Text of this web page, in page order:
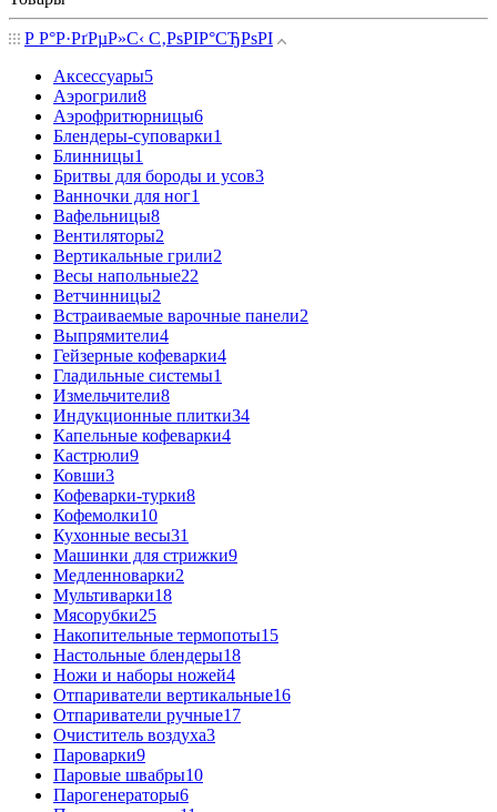
Р Р°Р·РґРµР»С‹ С‚РѕРІР°СЂРѕРІ
Аксессуары5
Аэрогрили8
Аэрофритюрницы6
Блендеры-суповарки1
Блинницы1
Бритвы для бороды и усов3
Ванночки для ног1
Вафельницы8
Вентиляторы2
Вертикальные грили2
Весы напольные22
Ветчинницы2
Встраиваемые варочные панели2
Выпрямители4
Гейзерные кофеварки4
Гладильные системы1
Измельчители8
Индукционные плитки34
Капельные кофеварки4
Кастрюли9
Ковши3
Кофеварки-турки8
Кофемолки10
Кухонные весы31
Машинки для стрижки9
Медленноварки2
Мультиварки18
Мясорубки25
Накопительные термопоты15
Настольные блендеры18
Ножи и наборы ножей4
Отпариватели вертикальные16
Отпариватели ручные17
Очиститель воздуха3
Пароварки9
Паровые швабры10
Парогенераторы6